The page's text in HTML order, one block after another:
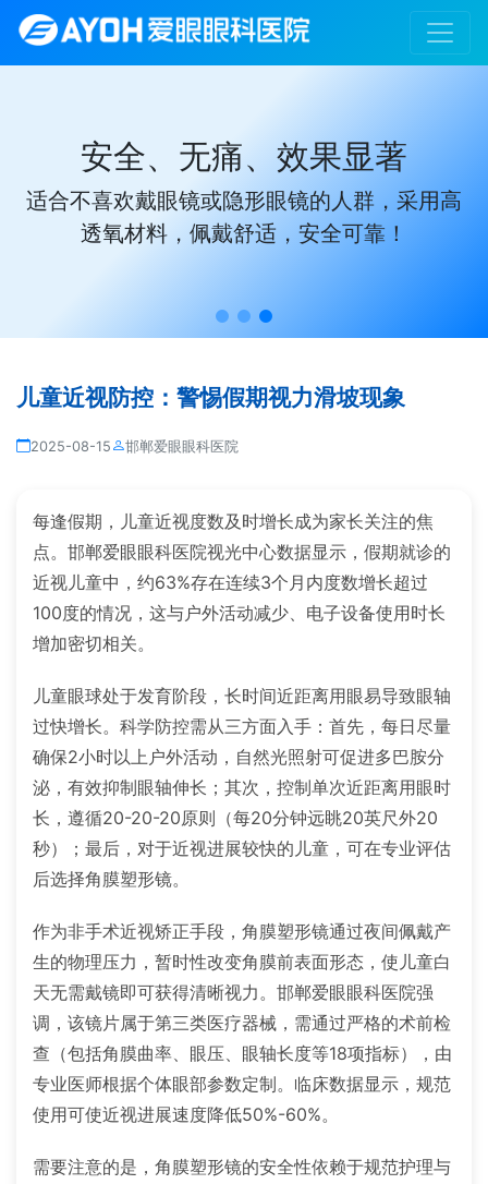
高
给孩子一个没有眼镜的
告别框架束缚，专业定制，为您的孩
造理想视觉体验！
儿童近视防控：警惕假期视力滑坡现象
2025-08-15 邯郸爱眼眼科医院
每逢假期，儿童近视度数及时增长成为家长关注的焦
点。邯郸爱眼眼科医院视光中心数据显示，假期就诊的
近视儿童中，约63%存在连续3个月内度数增长超过
100度的情况，这与户外活动减少、电子设备使用时长
增加密切相关。
儿童眼球处于发育阶段，长时间近距离用眼易导致眼轴
过快增长。科学防控需从三方面入手：首先，每日尽量
确保2小时以上户外活动，自然光照射可促进多巴胺分
泌，有效抑制眼轴伸长；其次，控制单次近距离用眼时
长，遵循20-20-20原则（每20分钟远眺20英尺外20
秒）；最后，对于近视进展较快的儿童，可在专业评估
后选择角膜塑形镜。
作为非手术近视矫正手段，角膜塑形镜通过夜间佩戴产
生的物理压力，暂时性改变角膜前表面形态，使儿童白
天无需戴镜即可获得清晰视力。邯郸爱眼眼科医院强
调，该镜片属于第三类医疗器械，需通过严格的术前检
查（包括角膜曲率、眼压、眼轴长度等18项指标），由
专业医师根据个体眼部参数定制。临床数据显示，规范
使用可使近视进展速度降低50%-60%。
需要注意的是，角膜塑形镜的安全性依赖于规范护理与